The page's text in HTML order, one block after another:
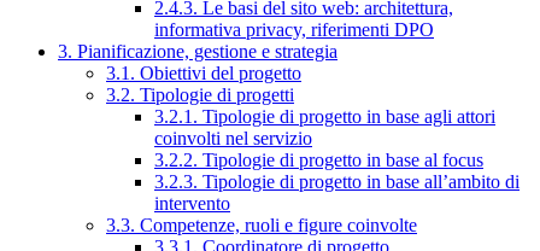
2.4.3. Le basi del sito web: architettura,
informativa privacy, riferimenti DPO
3. Pianificazione, gestione e strategia
3.1. Obiettivi del progetto
3.2. Tipologie di progetti
3.2.1. Tipologie di progetto in base agli attori
coinvolti nel servizio
3.2.2. Tipologie di progetto in base al focus
3.2.3. Tipologie di progetto in base all’ambito di
intervento
3.3. Competenze, ruoli e figure coinvolte
3.3.1. Coordinatore di progetto